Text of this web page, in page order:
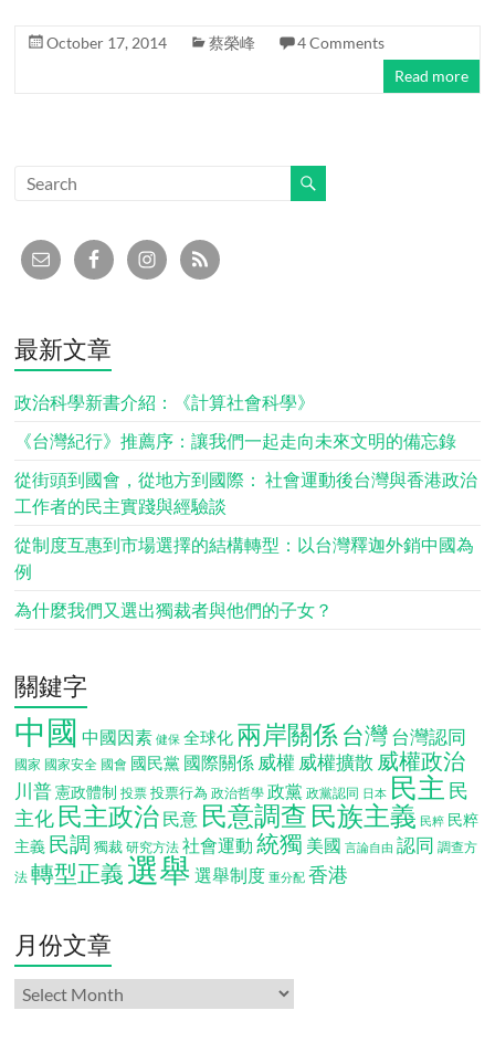
October 17, 2014 蔡榮峰
4 Comments
Read more
最新文章
政治科學新書介紹：《計算社會科學》
《台灣紀行》推薦序：讓我們一起走向未來文明的備忘錄
從街頭到國會，從地方到國際： 社會運動後台灣與香港政治
工作者的民主實踐與經驗談
從制度互惠到市場選擇的結構轉型：以台灣釋迦外銷中國為
例
為什麼我們又選出獨裁者與他們的子女？
關鍵字
中國 中國因素 健保 全球化 兩岸關係 台灣台灣認同
國家 國家安全 國會 國民黨 國際關係 威權 威權擴散 威權政治
川普 憲政體制 投票 投票行為 政治哲學 政黨 政黨認同 日本 民主 民
主化 民主政治 民意 民意調查 民族主義 民粹 民粹
主義 民調 獨裁 研究方法 社會運動 統獨 美國 言論自由 認同 調查方
法 轉型正義 選舉 選舉制度 重分配 香港
月份文章
月
份